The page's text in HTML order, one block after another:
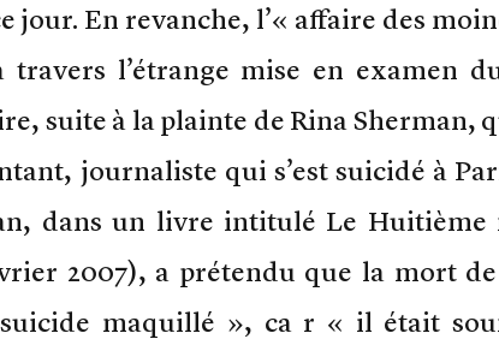
jour. En revanche, l’« affaire des
travers l’étrange mise en examen
suite à la plainte de Rina Sherman,
journaliste qui s’est suicidé à
dans un livre intitulé Le
2007), a prétendu que la mort
maquillé », ca r « il était